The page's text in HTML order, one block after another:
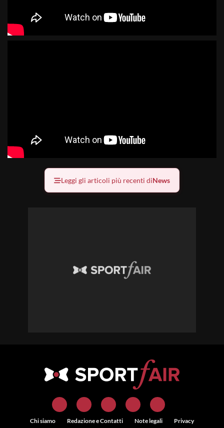
Leggi gli articoli più recenti diNews
Chi siamo Redazione e Contatti Note legali Privacy